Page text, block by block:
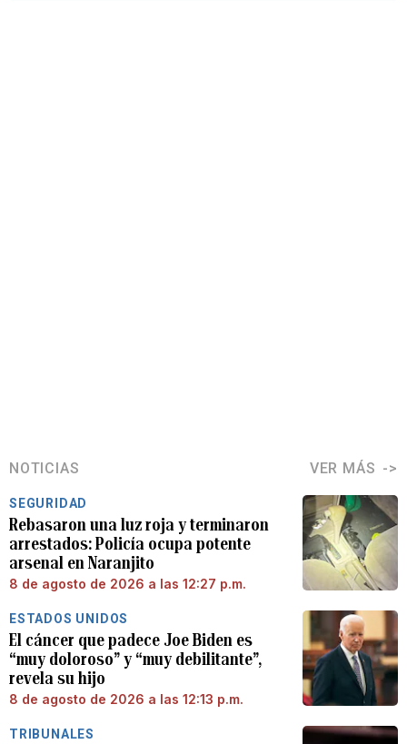
NOTICIAS VER MÁS
SEGURIDAD
Rebasaron una luz roja y terminaron
arrestados: Policía ocupa potente
arsenal en Naranjito
8 de agosto de 2026 a las 12:27 p.m.
ESTADOS UNIDOS
El cáncer que padece Joe Biden es
“muy doloroso” y “muy debilitante”,
revela su hijo
8 de agosto de 2026 a las 12:13 p.m.
TRIBUNALES